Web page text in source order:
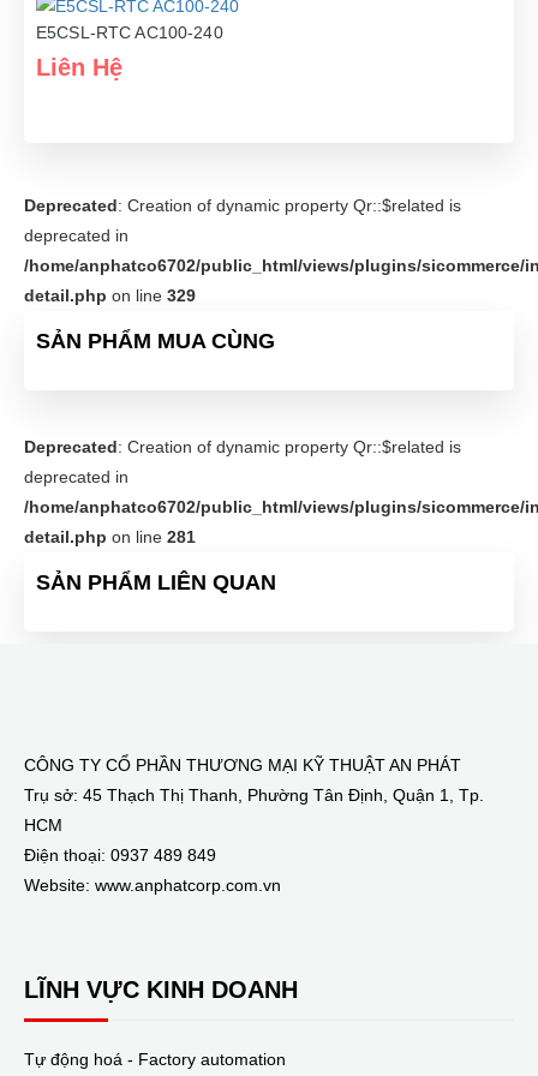
E5CSL-RTC AC100-240
Liên Hệ
Deprecated: Creation of dynamic property Qr::$related is
deprecated in
/home/anphatco6702/public_html/views/plugins/sicommerce/
detail.php on line 329
SẢN PHẨM MUA CÙNG
Deprecated: Creation of dynamic property Qr::$related is
deprecated in
/home/anphatco6702/public_html/views/plugins/sicommerce/
detail.php on line 281
SẢN PHẨM LIÊN QUAN
CÔNG TY CỔ PHẦN THƯƠNG MẠI KỸ THUẬT AN PHÁT
Trụ sở: 45 Thạch Thị Thanh, Phường Tân Định, Quận 1, Tp.
HCM
Điện thoại: 0937 489 849
Website: www.anphatcorp.com.vn
LĨNH VỰC KINH DOANH
Tự động hoá - Factory automation